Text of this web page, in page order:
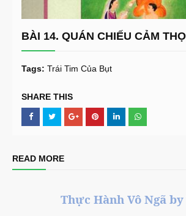
BÀI 14. QUÁN CHIẾU CẢM THỌ
Tags: Trái Tim Của Bụt
SHARE THIS
READ MORE
Thực Hành Vô Ngã by